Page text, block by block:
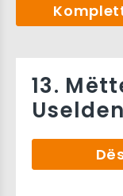
13.